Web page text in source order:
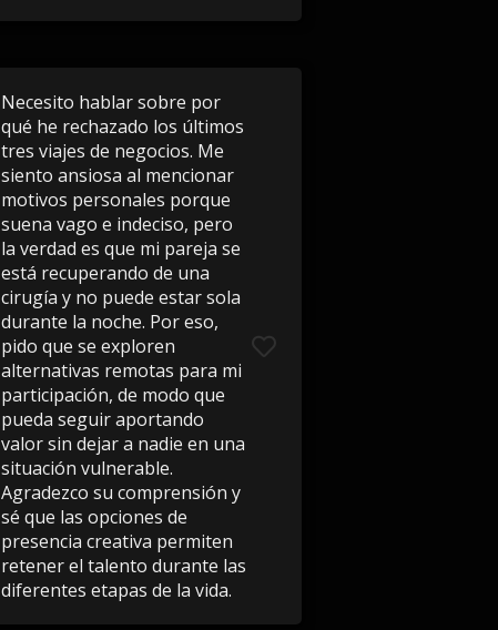
Necesito hablar sobre por
qué he rechazado los últimos
tres viajes de negocios. Me
siento ansiosa al mencionar
motivos personales porque
suena vago e indeciso, pero
la verdad es que mi pareja se
está recuperando de una
cirugía y no puede estar sola
durante la noche. Por eso,
pido que se exploren
alternativas remotas para mi
participación, de modo que
pueda seguir aportando
valor sin dejar a nadie en una
situación vulnerable.
Agradezco su comprensión y
sé que las opciones de
presencia creativa permiten
retener el talento durante las
diferentes etapas de la vida.